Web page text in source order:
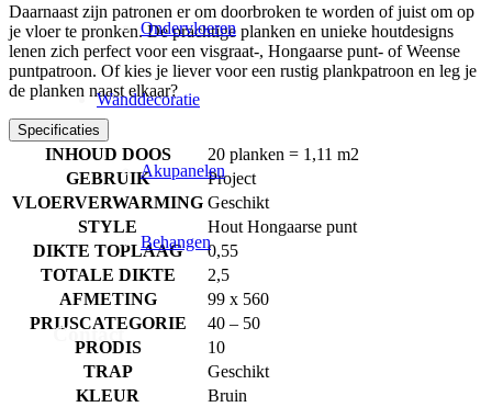
Ondervloeren
Wanddecoratie
Akupanelen
Behangen
Contact
Daarnaast zijn patronen er om doorbroken te worden of juist om op
je vloer te pronken. De prachtige planken en unieke houtdesigns
lenen zich perfect voor een visgraat-, Hongaarse punt- of Weense
puntpatroon. Of kies je liever voor een rustig plankpatroon en leg je
de planken naast elkaar?
Specificaties
INHOUD DOOS
20 planken = 1,11 m2
GEBRUIK
Project
VLOERVERWARMING Geschikt
STYLE
Hout Hongaarse punt
DIKTE TOPLAAG
0,55
TOTALE DIKTE
2,5
AFMETING
99 x 560
PRIJSCATEGORIE
40 – 50
PRODIS
10
TRAP
Geschikt
KLEUR
Bruin